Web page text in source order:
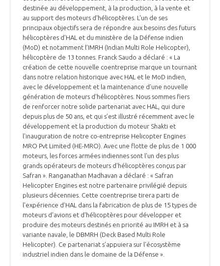
destinée au développement, à la production, à la vente et
au support des moteurs d'hélicoptères. L'un de ses
principaux objectifs sera de répondre aux besoins des futurs
hélicoptères d’HAL et du ministère de la Défense indien
(MoD) et notamment l’IMRH (Indian Multi Role Helicopter),
hélicoptère de 13 tonnes. Franck Saudo a déclaré : « La
création de cette nouvelle coentreprise marque un tournant
dans notre relation historique avec HAL et le MoD indien,
avec le développement et la maintenance d’une nouvelle
génération de moteurs d'hélicoptères. Nous sommes fiers
de renforcer notre solide partenariat avec HAL, qui dure
depuis plus de 50 ans, et qui s’est illustré récemment avec le
développement et la production du moteur Shakti et
l’inauguration de notre co-entreprise Helicopter Engines
MRO Pvt Limited (HE-MRO). Avec une flotte de plus de 1 000
moteurs, les forces armées indiennes sont l'un des plus
grands opérateurs de moteurs d'hélicoptères conçus par
Safran ». Ranganathan Madhavan a déclaré : « Safran
Helicopter Engines est notre partenaire privilégié depuis
plusieurs décennies. Cette coentreprise tirera parti de
l'expérience d’HAL dans la fabrication de plus de 15 types de
moteurs d'avions et d'hélicoptères pour développer et
produire des moteurs destinés en priorité au IMRH et à sa
variante navale, le DBMRH (Deck Based Multi Role
Helicopter). Ce partenariat s’appuiera sur l'écosystème
industriel indien dans le domaine de la Défense ».